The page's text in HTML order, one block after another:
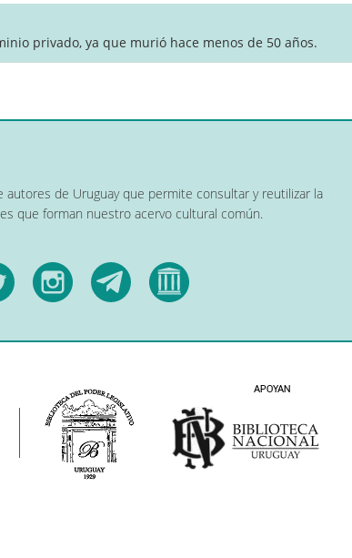
privado, ya que murió hace menos de 50 años.
de Uruguay que permite consultar y reutilizar la
que forman nuestro acervo cultural común.